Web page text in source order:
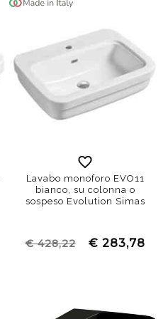
Lavabo monoforo EVO11
bianco, su colonna o
sospeso Evolution Simas
€ 428,22 € 283,78